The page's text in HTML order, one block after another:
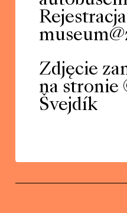
Zdjęcie
na stronie
Švejdík